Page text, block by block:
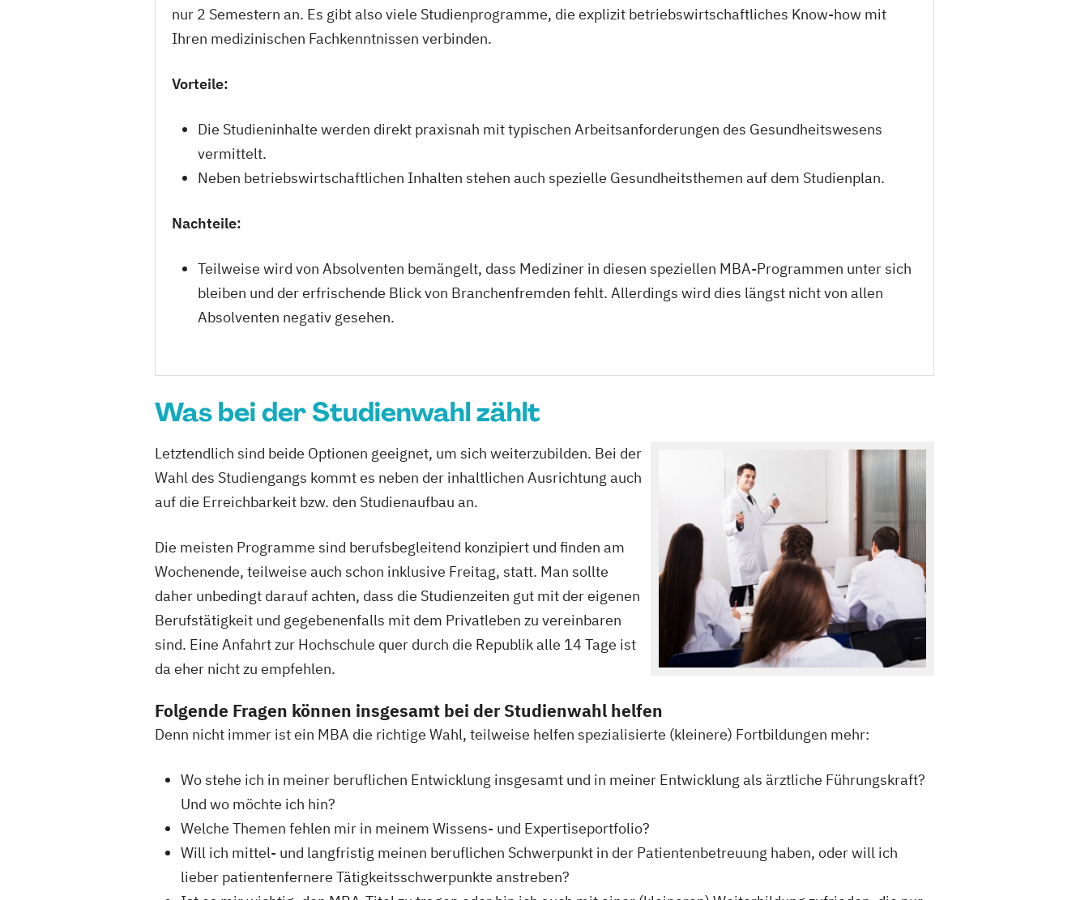
nur 2 Semestern an. Es gibt also viele Studienprogramme, die explizit betriebswirtschaftliches Know-how mit
Ihren medizinischen Fachkenntnissen verbinden.
Vorteile:
Die Studieninhalte werden direkt praxisnah mit typischen Arbeitsanforderungen des Gesundheitswesens
vermittelt.
Neben betriebswirtschaftlichen Inhalten stehen auch spezielle Gesundheitsthemen auf dem Studienplan.
Nachteile:
Teilweise wird von Absolventen bemängelt, dass Mediziner in diesen speziellen MBA-Programmen unter sich
bleiben und der erfrischende Blick von Branchenfremden fehlt. Allerdings wird dies längst nicht von allen
Absolventen negativ gesehen.
Was bei der Studienwahl zählt
Letztendlich sind beide Optionen geeignet, um sich weiterzubilden. Bei der
Wahl des Studiengangs kommt es neben der inhaltlichen Ausrichtung auch
auf die Erreichbarkeit bzw. den Studienaufbau an.
Die meisten Programme sind berufsbegleitend konzipiert und finden am
Wochenende, teilweise auch schon inklusive Freitag, statt. Man sollte
daher unbedingt darauf achten, dass die Studienzeiten gut mit der eigenen
Berufstätigkeit und gegebenenfalls mit dem Privatleben zu vereinbaren
sind. Eine Anfahrt zur Hochschule quer durch die Republik alle 14 Tage ist
da eher nicht zu empfehlen.
Folgende Fragen können insgesamt bei der Studienwahl helfen
Denn nicht immer ist ein MBA die richtige Wahl, teilweise helfen spezialisierte (kleinere) Fortbildungen mehr:
Wo stehe ich in meiner beruflichen Entwicklung insgesamt und in meiner Entwicklung als ärztliche Führungskraft?
Und wo möchte ich hin?
Welche Themen fehlen mir in meinem Wissens- und Expertiseportfolio?
Will ich mittel- und langfristig meinen beruflichen Schwerpunkt in der Patientenbetreuung haben, oder will ich
lieber patientenfernere Tätigkeitsschwerpunkte anstreben?